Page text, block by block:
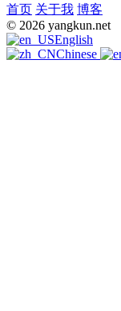
首页 关于我 博客
© 2026 yangkun.net
English
Chinese